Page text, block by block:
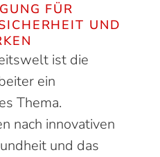
FÜR
UND
ist die
ein
Thema.
nach innovativen
und das